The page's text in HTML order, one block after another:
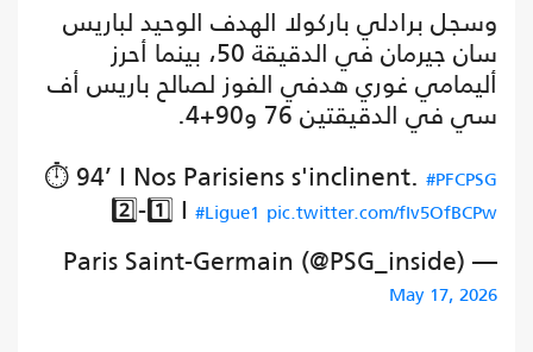
وسجل برادلي باركولا الهدف الوحيد لباريس
سان جيرمان في الدقيقة 50، بينما أحرز
أليمامي غوري هدفي الفوز لصالح باريس أف
سي في الدقيقتين 76 و90+4.
⏱️ 94’ I Nos Parisiens s'inclinent. #PFCPSG
2️⃣-1️⃣ I #Ligue1 pic.twitter.com/fIv5OfBCPw
— Paris Saint-Germain (@PSG_inside)
May 17, 2026